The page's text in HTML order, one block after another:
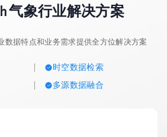
气象行业解决方案
数据特点和业务需求提供全方位解决方案
时空数据检索
多源数据融合